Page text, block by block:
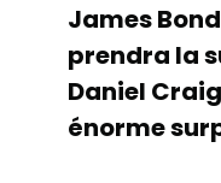
James
prendra la
Daniel
énorme